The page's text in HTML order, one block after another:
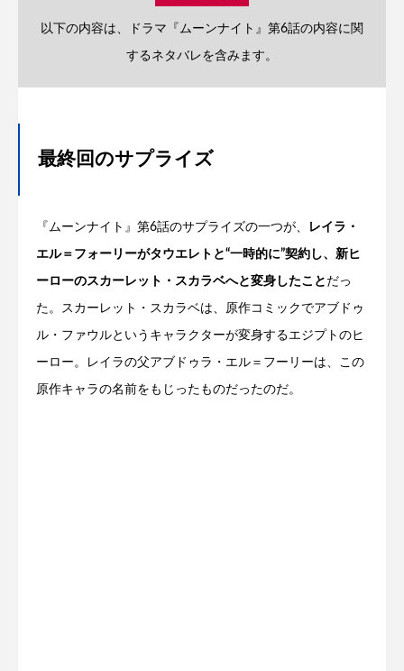
以下の内容は、ドラマ『ムーンナイト』第6話の内容に関
するネタバレを含みます。
最終回のサプライズ
『ムーンナイト』第6話のサプライズの一つが、 レイラ・
エル＝フォーリーがタウエレトと“一時的に”契約し、新ヒ
ーローのスカーレット・スカラベへと変身したこと だっ
た。スカーレット・スカラベは、原作コミックでアブドゥ
ル・ファウルというキャラクターが変身するエジプトのヒ
ーロー。レイラの父アブドゥラ・エル＝フーリーは、この
原作キャラの名前をもじったものだったのだ。